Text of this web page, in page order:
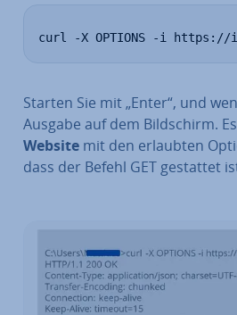
curl -X OPTIONS -i https://
Starten Sie mit „Enter“, und
Ausgabe auf dem Bild­schirm.
Website mit den erlaubten
dass der Befehl GET gestattet